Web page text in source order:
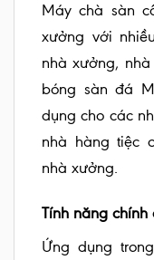
Máy chà sàn
xưởng với
nhà xưởng,
bóng sàn đá
dụng cho các
nhà hàng tiệc
nhà xưởng.
Tính năng
Ứng dụng